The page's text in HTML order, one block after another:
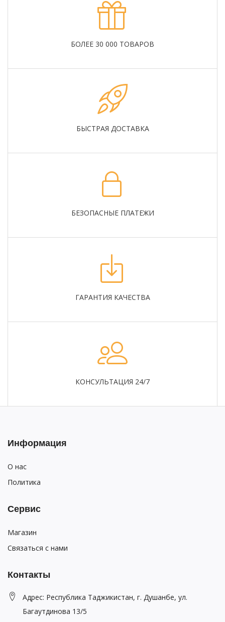
БОЛЕЕ 30 000 ТОВАРОВ
БЫСТРАЯ ДОСТАВКА
БЕЗОПАСНЫЕ ПЛАТЕЖИ
ГАРАНТИЯ КАЧЕСТВА
КОНСУЛЬТАЦИЯ 24/7
Информация
О нас
Политика
Сервис
Магазин
Связаться с нами
Контакты
Адрес: Республика Таджикистан, г. Душанбе, ул.
Багаутдинова 13/5